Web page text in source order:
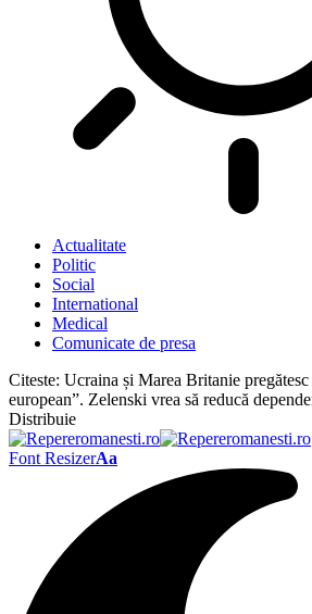
Actualitate
Politic
Social
International
Medical
Comunicate de presa
Citeste: Ucraina și Marea Britanie
european”. Zelenski vrea să reducă
Distribuie
Font ResizerAa